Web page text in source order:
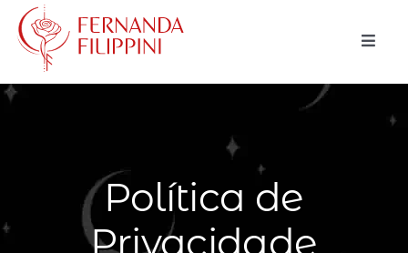
para
conteúdo
Toggle
CONSULTAS
MAGIA NATURAL
BLOG
Política de
Privacidade